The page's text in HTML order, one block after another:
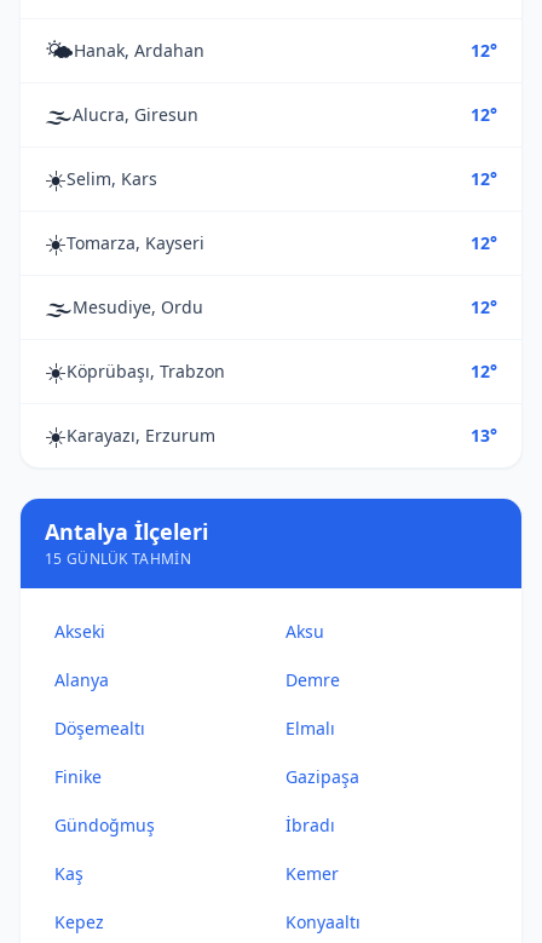
🌤️Hanak, Ardahan 12°
🌫️Alucra, Giresun 12°
☀️Selim, Kars 12°
☀️Tomarza, Kayseri 12°
🌫️Mesudiye, Ordu 12°
☀️Köprübaşı, Trabzon 12°
☀️Karayazı, Erzurum 13°
Antalya İlçeleri
15 GÜNLÜK TAHMIN
Akseki Aksu
Alanya Demre
Döşemealtı Elmalı
Finike Gazipaşa
Gündoğmuş İbradı
Kaş Kemer
Kepez Konyaaltı